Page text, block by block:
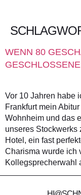
WENN 80
Vor 10 Jahren habe
Frankfurt mein
Wohnheim und das
unseres Stockwerks
Hotel, ein fast
Charisma wurde ich
Kollegsprecherwahl